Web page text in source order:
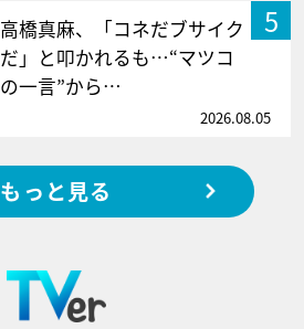
5
高橋真麻、「コネだブサイク
だ」と叩かれるも…“マツコ
の一言”から…
2026.08.05
もっと見る